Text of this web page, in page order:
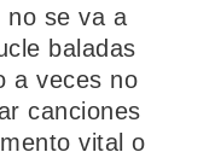
no se va a
baladas
a veces no
canciones
vital o